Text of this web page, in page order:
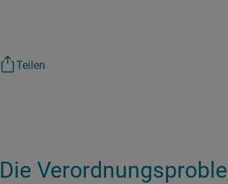
Teilen
Die